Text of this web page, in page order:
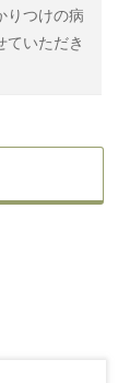
りつけの病
いただき